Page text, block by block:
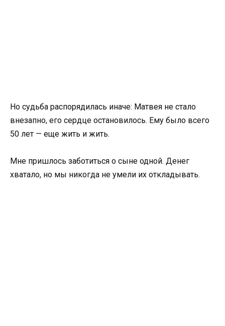
Но судьба распорядилась иначе: Матвея не стало
внезапно, его сердце остановилось. Ему было всего
50 лет — еще жить и жить.
Мне пришлось заботиться о сыне одной. Денег
хватало, но мы никогда не умели их откладывать.